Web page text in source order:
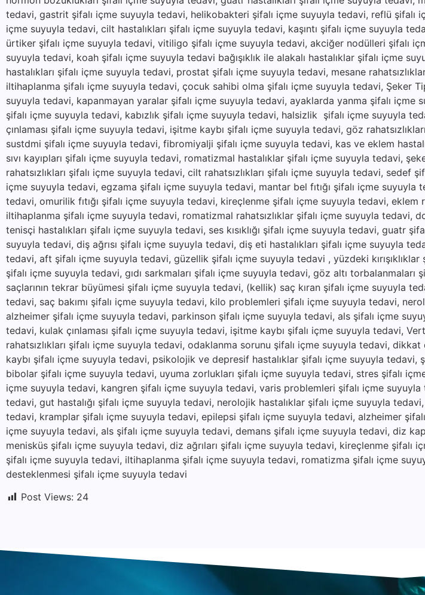
tedavi, gastrit şifalı içme suyuyla tedavi, helikobakteri şifalı içme suyuyla tedavi, reflü şifalı
içme suyuyla tedavi, cilt hastalıkları şifalı içme suyuyla tedavi, kaşıntı şifalı içme suyuyla
ürtiker şifalı içme suyuyla tedavi, vitiligo şifalı içme suyuyla tedavi, akciğer nodülleri şifalı
suyuyla tedavi, koah şifalı içme suyuyla tedavi bağışıklık ile alakalı hastalıklar şifalı içme
hastalıkları şifalı içme suyuyla tedavi, prostat şifalı içme suyuyla tedavi, mesane
iltihaplanma şifalı içme suyuyla tedavi, çocuk sahibi olma şifalı içme suyuyla tedavi, Şeker
suyuyla tedavi, kapanmayan yaralar şifalı içme suyuyla tedavi, ayaklarda yanma şifalı içme
şifalı içme suyuyla tedavi, kabızlık şifalı içme suyuyla tedavi, halsizlik şifalı içme suyuyla
çınlaması şifalı içme suyuyla tedavi, işitme kaybı şifalı içme suyuyla tedavi, göz
sustdmi şifalı içme suyuyla tedavi, fibromiyalji şifalı içme suyuyla tedavi, kas ve eklem
sıvı kayıpları şifalı içme suyuyla tedavi, romatizmal hastalıklar şifalı içme suyuyla tedavi,
rahatsızlıkları şifalı içme suyuyla tedavi, cilt rahatsızlıkları şifalı içme suyuyla tedavi, sedef
içme suyuyla tedavi, egzama şifalı içme suyuyla tedavi, mantar bel fıtığı şifalı içme suyuyla
tedavi, omurilik fıtığı şifalı içme suyuyla tedavi, kireçlenme şifalı içme suyuyla tedavi, eklem
iltihaplanma şifalı içme suyuyla tedavi, romatizmal rahatsızlıklar şifalı içme suyuyla tedavi,
tenisçi hastalıkları şifalı içme suyuyla tedavi, ses kısıklığı şifalı içme suyuyla tedavi, guatr
suyuyla tedavi, diş ağrısı şifalı içme suyuyla tedavi, diş eti hastalıkları şifalı içme suyuyla
tedavi, aft şifalı içme suyuyla tedavi, güzellik şifalı içme suyuyla tedavi , yüzdeki
şifalı içme suyuyla tedavi, gıdı sarkmaları şifalı içme suyuyla tedavi, göz altı torbalanmaları
saçlarının tekrar büyümesi şifalı içme suyuyla tedavi, (kellik) saç kıran şifalı içme suyuyla
tedavi, saç bakımı şifalı içme suyuyla tedavi, kilo problemleri şifalı içme suyuyla tedavi,
alzheimer şifalı içme suyuyla tedavi, parkinson şifalı içme suyuyla tedavi, als şifalı içme
tedavi, kulak çınlaması şifalı içme suyuyla tedavi, işitme kaybı şifalı içme suyuyla tedavi,
rahatsızlıkları şifalı içme suyuyla tedavi, odaklanma sorunu şifalı içme suyuyla tedavi,
kaybı şifalı içme suyuyla tedavi, psikolojik ve depresif hastalıklar şifalı içme suyuyla tedavi,
bibolar şifalı içme suyuyla tedavi, uyuma zorlukları şifalı içme suyuyla tedavi, stres şifalı
içme suyuyla tedavi, kangren şifalı içme suyuyla tedavi, varis problemleri şifalı içme
tedavi, gut hastalığı şifalı içme suyuyla tedavi, nerolojik hastalıklar şifalı içme suyuyla tedavi,
tedavi, kramplar şifalı içme suyuyla tedavi, epilepsi şifalı içme suyuyla tedavi, alzheimer
içme suyuyla tedavi, als şifalı içme suyuyla tedavi, demans şifalı içme suyuyla tedavi, diz
menisküs şifalı içme suyuyla tedavi, diz ağrıları şifalı içme suyuyla tedavi, kireçlenme şifalı
şifalı içme suyuyla tedavi, iltihaplanma şifalı içme suyuyla tedavi, romatizma şifalı içme
desteklenmesi şifalı içme suyuyla tedavi
Post Views: 24